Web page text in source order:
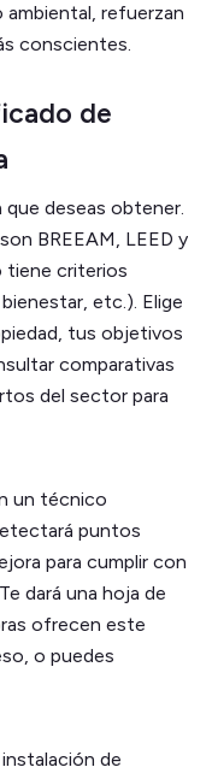
refuerzan
conscientes.
de
deseas obtener.
BREEAM, LEED y
tiene criterios
etc.). Elige
tus objetivos
comparativas
del sector para
un técnico
puntos
para cumplir con
dará una hoja de
ofrecen este
o puedes
de